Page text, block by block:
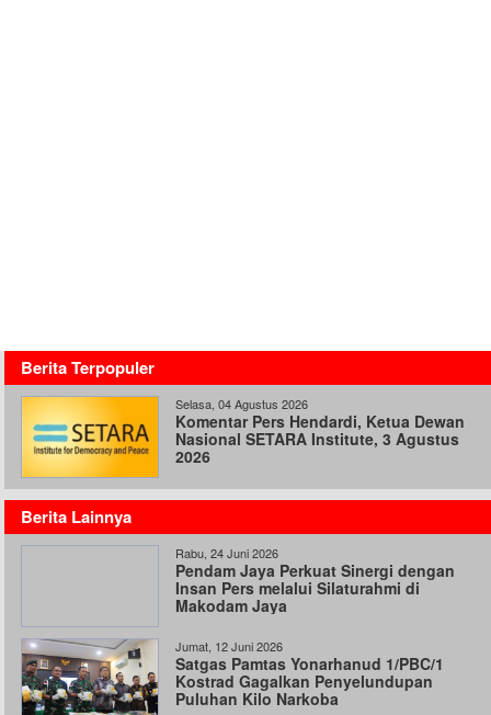
Berita Terpopuler
Selasa, 04 Agustus 2026
Komentar Pers Hendardi, Ketua Dewan
Nasional SETARA Institute, 3 Agustus
2026
Berita Lainnya
Rabu, 24 Juni 2026
Pendam Jaya Perkuat Sinergi dengan
Insan Pers melalui Silaturahmi di
Makodam Jaya
Jumat, 12 Juni 2026
Satgas Pamtas Yonarhanud 1/PBC/1
Kostrad Gagalkan Penyelundupan
Puluhan Kilo Narkoba